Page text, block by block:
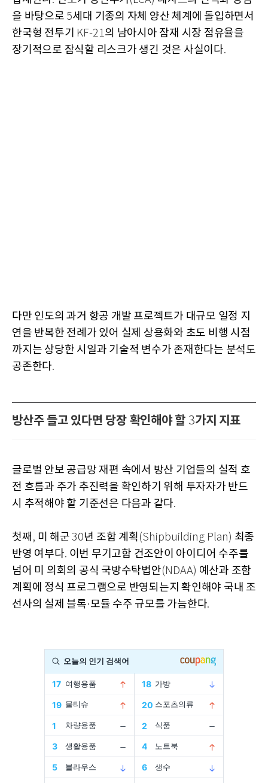
을 바탕으로 5세대 기종의 자체 양산 체계에 돌입하면서
한국형 전투기
KF-21의 남아시아 잠재 시장 점유율을
장기적으로 잠식할 리스크가 생긴 것은 사실이다.
다만 인도의 과거 항공 개발 프로젝트가 대규모 일정 지
연을 반복한 전례가 있어 실제 상용화와 초도 비행 시점
까지는 상당한 시일과 기술적 변수가 존재한다는 분석도
공존한다.
방산주 들고 있다면 당장 확인해야 할 3가지 지표
글로벌 안보 공급망 재편 속에서 방산 기업들의 실적 호
전 흐름과 주가 추진력을 확인하기 위해 투자자가 반드
시 추적해야 할 기준선은 다음과 같다.
첫째 , 미 해군30년 조함 계획 (Shipbuilding Plan) 최종
반영 여부다. 이번 무기고함 건조안이 아이디어 수주를
넘어 미 의회의 공식 국방수탁법안(NDAA) 예산과 조함
계획에 정식 프로그램으로 반영되는지 확인해야 국내 조
선사의 실제 블록·모듈 수주 규모를 가늠한다.